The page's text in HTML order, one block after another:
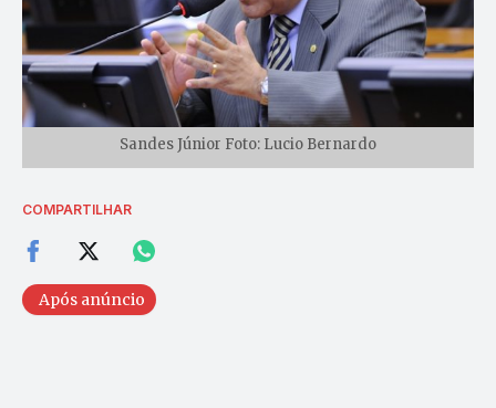
Sandes Júnior Foto: Lucio Bernardo
COMPARTILHAR
Após anúncio